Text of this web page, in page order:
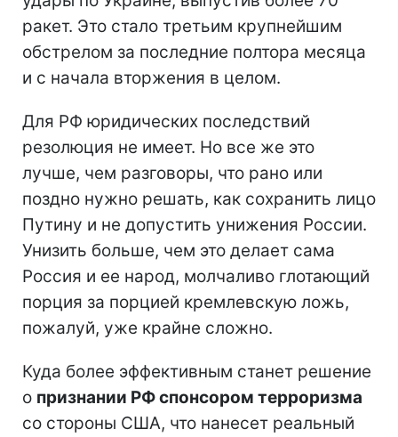
ракет. Это стало третьим крупнейшим
обстрелом за последние полтора месяца
и с начала вторжения в целом.
Для РФ юридических последствий
резолюция не имеет. Но все же это
лучше, чем разговоры, что рано или
поздно нужно решать, как сохранить лицо
Путину и не допустить унижения России.
Унизить больше, чем это делает сама
Россия и ее народ, молчаливо глотающий
порция за порцией кремлевскую ложь,
пожалуй, уже крайне сложно.
Куда более эффективным станет решение
о признании РФ спонсором терроризма
со стороны США, что нанесет реальный